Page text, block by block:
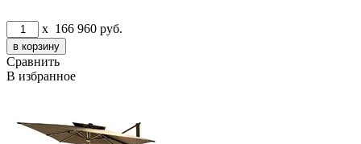
x 166 960 руб.
Сравнить
В избранное